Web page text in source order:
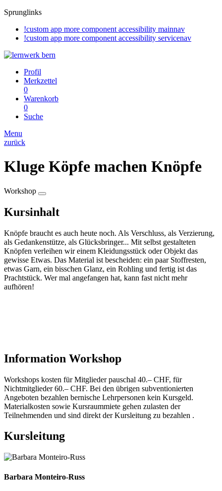
Sprunglinks
!custom app more component accessibility mainnav
!custom app more component accessibility servicenav
Profil
Merkzettel
0
Warenkorb
0
Suche
Menu
zurück
Kluge Köpfe machen Knöpfe
Workshop
Kursinhalt
Knöpfe braucht es auch heute noch. Als Verschluss, als Verzierung,
als Gedankenstütze, als Glücksbringer... Mit selbst gestalteten
Knöpfen verleihen wir einem Kleidungsstück oder Objekt das
gewisse Etwas. Das Material ist bescheiden: ein paar Stoffresten,
etwas Garn, ein bisschen Glanz, ein Rohling und fertig ist das
Prachtstück. Wer mal angefangen hat, kann fast nicht mehr
aufhören!
Information Workshop
Workshops kosten für Mitglieder pauschal 40.– CHF, für
Nichtmitglieder 60.– CHF. Bei den übrigen subventionierten
Angeboten bezahlen bernische Lehrpersonen kein Kursgeld.
Materialkosten sowie Kursraummiete gehen zulasten der
Teilnehmenden und sind direkt der Kursleitung zu bezahlen .
Kursleitung
Barbara Monteiro-Russ